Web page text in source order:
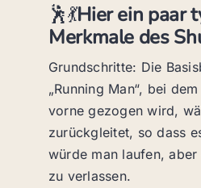
🕺💃Hier ein paar
Merkmale des
Grundschritte: Die
„Running Man“, bei
vorne gezogen wird,
zurückgleitet, so dass
würde man laufen,
zu verlassen.